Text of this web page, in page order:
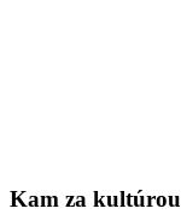
Kam za kultúrou